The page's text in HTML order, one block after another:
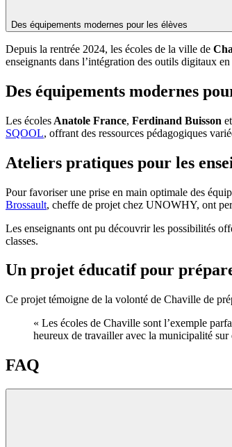
Des équipements modernes pour les élèves
Depuis la rentrée 2024, les écoles de la ville de
enseignants dans l’intégration des outils digitaux
Des équipements modernes
Les écoles Anatole France, Ferdinand Buisson et
SQOOL, offrant des ressources pédagogiques
Ateliers pratiques pour les
Pour favoriser une prise en main optimale des
Brossault, cheffe de projet chez UNOWHY, ont
Les enseignants ont pu découvrir les possibilités
classes.
Un projet éducatif pour
Ce projet témoigne de la volonté de Chaville de
« Les écoles de Chaville sont l’exemple
heureux de travailler avec la municipalité
FAQ